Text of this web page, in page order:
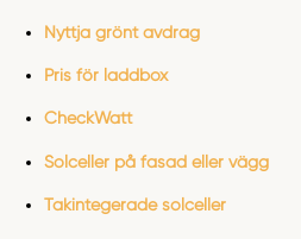
Nyttja grönt avdrag
Pris för laddbox
CheckWatt
Solceller på fasad eller vägg
Takintegerade solceller